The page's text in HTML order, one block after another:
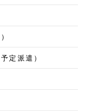
定派遣）